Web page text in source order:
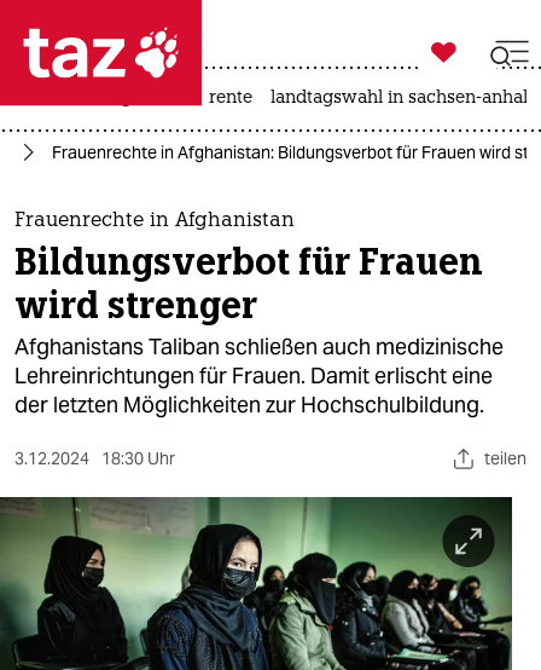
 taz zahl ich
taz zahl ich
themen
politik
öko
gesellschaft
sport
berlin
nord
wahrheit

taz zahl ich
rente landtagswahl in sachsen-anhalt
Frauenrechte in Afghanistan: Bildungsverbot für Frauen wird
Frauenrechte in Afghanistan
Bildungsverbot für Frauen
wird strenger
Afghanistans Taliban schließen auch medizinische
Lehreinrichtungen für Frauen. Damit erlischt eine
der letzten Möglichkeiten zur Hochschulbildung.
3.12.2024 18:30 Uhr teilen